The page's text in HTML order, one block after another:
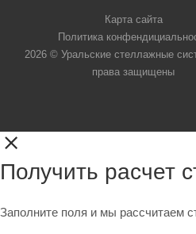
Карта сайта
Политика
2026 © Уральские стеллажные
права защищены
Получить расчет
Заполните поля и мы рассчитаем